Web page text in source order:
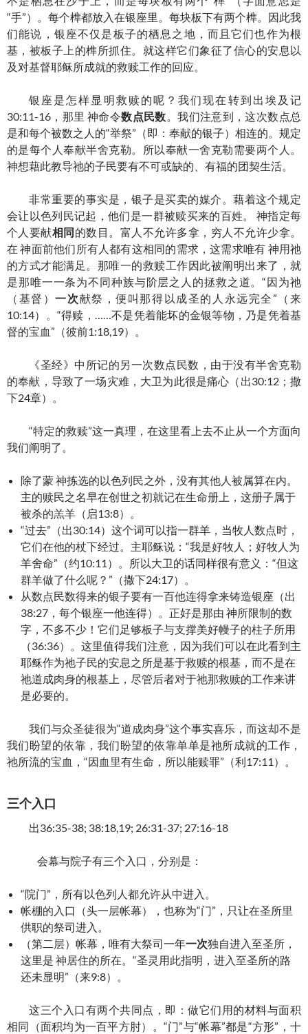
“手”）。每个榫都放入在银座里。每块板下有两个榫。因此我
们能说，银座不仅是板子的栖息之地，而且它们也作为根
基，被板子上的榫所抓住。就这样它们象征了信心的安息以
及对基督耶稣所成就的救赎工作的回应。
银座是怎样显明救赎的呢？我们现在转到出埃及记
30:11-16，那里 神命令数点民数。我们注意到，这次数点总
是和每个被数之人的“举祭”（即：奉献的银子）相连的。规定
的是每个人奉献半舍克勒。所以奉献一舍克勒需要两个人。
神想藉此教导祂的子民要有不可或缺的、有福的团契生活。
非常重要的事实是，银子是买卖的媒介。藉着这个规定
会让以色列民记起，他们是一群被赎买来的百姓。 神指定每
个人要献相同 的数目。富人不允许多拿，穷人不允许少拿。
在 神面前他们所有人都有这相同的需求，这需求唯有 神用祂
的方式才能满足。那唯一的救赎工作因此被阐明出来了，就
是那唯一一条为不同种族与阶层之人的拯救之道。“因为祂
（基督）一次献祭，便叫那得以成圣的人永远完全”（来
10:14）。“得赎，……不是凭着能坏的金银等物，乃是凭着基
督的宝血”（彼前1:18,19）。
《圣经》中所记的另一次数点民数，由于没有半舍克勒
的奉献，导致了一场灾难，大卫为此很是痛心（出30:12；撒
下24章）。
“特定的救赎”这一真理，在这里看上去不止从一个方面向
我们阐明了。
除了蒙 神拣选的以色列民之外，没有其他人被属算在内。
主的赎民之名早在创世之初就记在生命册上，这册子属于
被杀的羔羊（启13:8）。
“过去”（出30:14）这个词可以指一群羊，当牧人数点时，
它们在他的杖下经过。主耶稣说：“我是好牧人；好牧人为
羊舍命”（约10:11）。所以大卫的话同样很有意义：“但这
群羊做了什么呢？”（撒下24:17）。
从数点民数得来的银子要有一百他连得拿来铸造银座（出
38:27，每个银座一他连得）。正好是那由 神所限制的数
字，不多不少！它们足够板子与支撑美好幔子的柱子所用
（36:36）。这里值得我们注意，因为我们可以在此看到主
耶稣作为祂子民的安息之所是基于救赎的根基，而不是在
祂道成肉身的根基上，尽管后者对于祂那救赎的工作来讲
是必要的。
我们与众圣徒很为“道成肉身”这个事实喜乐，而这却不是
我们盼望的依靠，我们盼望的依靠单单是祂所成就的工作，
祂所流的宝血，“因血里有生命，所以能赎罪”（利17:11）。
三个入口
出36:35-38; 38:18,19; 26:31-37; 27:16-18
会幕与院子有三个入口，分别是：
“院门”，所有以色列人都允许从中进入。
帐棚的入口（头一层帐幕），也称为“门”，只让在圣所里
供职的祭司进入。
（第二层）帐幕，唯有大祭司一年一次独自进入至圣所，
这里是 神居住的所在。“圣灵用此指明，进入至圣所的路
还未显明”（来9:8）。
这三个入口有两个共同点，即：做它们用的材料与面积
相同（面积均为一百平方肘）。“门”与“帐幕”都是“方形”，十